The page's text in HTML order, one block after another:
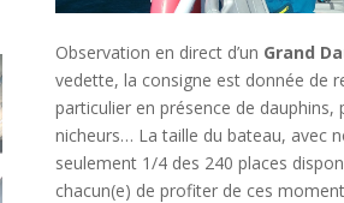
Observation en direct d’un Grand
vedette, la consigne est donnée de
particulier en présence de dauphins,
nicheurs… La taille du bateau, avec
seulement 1/4 des 240 places
chacun(e) de profiter de ces